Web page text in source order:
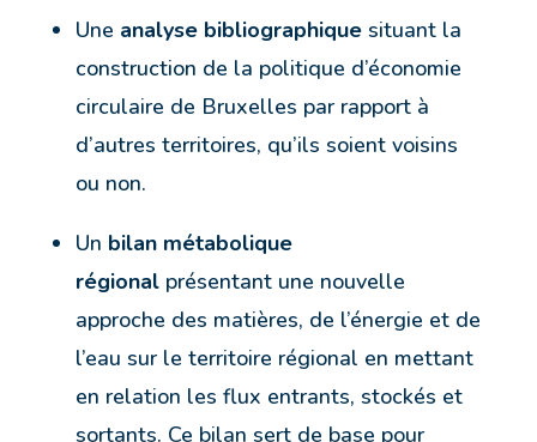
Une analyse bibliographique situant la
construction de la politique d’économie
circulaire de Bruxelles par rapport à
d’autres territoires, qu’ils soient voisins
ou non.
Un bilan métabolique
régional présentant une nouvelle
approche des matières, de l’énergie et de
l’eau sur le territoire régional en mettant
en relation les flux entrants, stockés et
sortants. Ce bilan sert de base pour